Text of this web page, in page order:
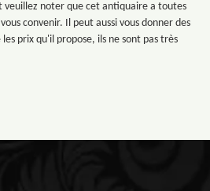
noter que cet antiquaire a toutes
convenir. Il peut aussi vous donner des
prix qu'il propose, ils ne sont pas très